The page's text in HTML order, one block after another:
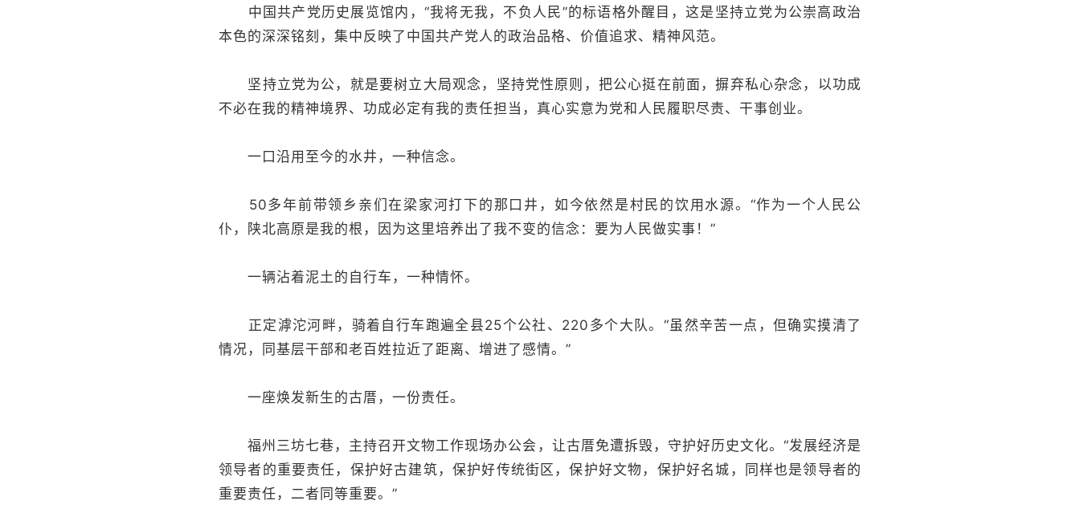
中国共产党历史展览馆内，“我将无我，不负人民”的标语格外醒目，这是坚持立党为公崇高政治
本色的深深铭刻，集中反映了中国共产党人的政治品格、价值追求、精神风范。
坚持立党为公，就是要树立大局观念，坚持党性原则，把公心挺在前面，摒弃私心杂念，以功成
不必在我的精神境界、功成必定有我的责任担当，真心实意为党和人民履职尽责、干事创业。
一口沿用至今的水井，一种信念。
50多年前带领乡亲们在梁家河打下的那口井，如今依然是村民的饮用水源。“作为一个人民公
仆，陕北高原是我的根，因为这里培养出了我不变的信念：要为人民做实事！”
一辆沾着泥土的自行车，一种情怀。
正定滹沱河畔，骑着自行车跑遍全县25个公社、220多个大队。“虽然辛苦一点，但确实摸清了
情况，同基层干部和老百姓拉近了距离、增进了感情。”
一座焕发新生的古厝，一份责任。
福州三坊七巷，主持召开文物工作现场办公会，让古厝免遭拆毁，守护好历史文化。“发展经济是
领导者的重要责任，保护好古建筑，保护好传统街区，保护好文物，保护好名城，同样也是领导者的
重要责任，二者同等重要。”